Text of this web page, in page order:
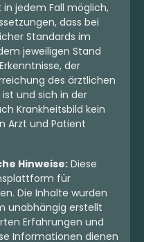
jedem Fall möglich,
dass bei
Standards im
jeweiligen Stand
der
des ärztlichen
und sich in der
Krankheitsbild kein
Arzt und Patient
Hinweise:Diese
für
Die Inhalte wurden
unabhängig erstellt
Erfahrungen und
Informationen dienen